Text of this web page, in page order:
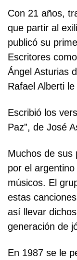
Con 21 años,
que partir al
publicó su
Escritores
Ángel Asturias
Rafael Alberti
Escribió los
Paz”, de José
Muchos de sus
por el
músicos. El
estas
así llevar
generación de
En 1987 se le